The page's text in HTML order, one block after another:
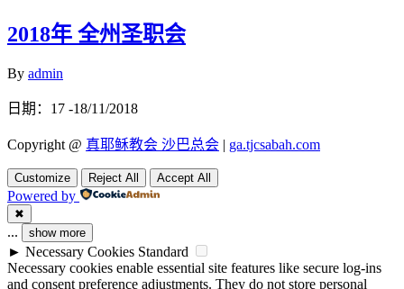
2018年 全州圣职会
By admin
日期：17 -18/11/2018
Copyright @ 真耶稣教会 沙巴总会 | ga.tjcsabah.com
Customize Reject All Accept All
Powered by
✖
... show more
► Necessary Cookies Standard
Necessary cookies enable essential site features like secure log-ins
and consent preference adjustments. They do not store personal